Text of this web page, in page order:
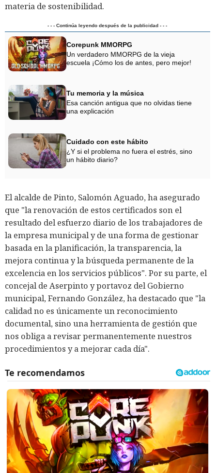
materia de sostenibilidad.
- - - Continúa leyendo después de la publicidad - - -
Corepunk MMORPG
Un verdadero MMORPG de la vieja
escuela ¡Cómo los de antes, pero mejor!
Tu memoria y la música
Esa canción antigua que no olvidas tiene
una explicación
Cuidado con este hábito
¿Y si el problema no fuera el estrés, sino
un hábito diario?
El alcalde de Pinto, Salomón Aguado, ha asegurado
que "la renovación de estos certificados son el
resultado del esfuerzo diario de los trabajadores de
la empresa municipal y de una forma de gestionar
basada en la planificación, la transparencia, la
mejora continua y la búsqueda permanente de la
excelencia en los servicios públicos". Por su parte, el
concejal de Aserpinto y portavoz del Gobierno
municipal, Fernando González, ha destacado que "la
calidad no es únicamente un reconocimiento
documental, sino una herramienta de gestión que
nos obliga a revisar permanentemente nuestros
procedimientos y a mejorar cada día".